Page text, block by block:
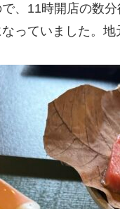
、11時開店の数
っていました。地